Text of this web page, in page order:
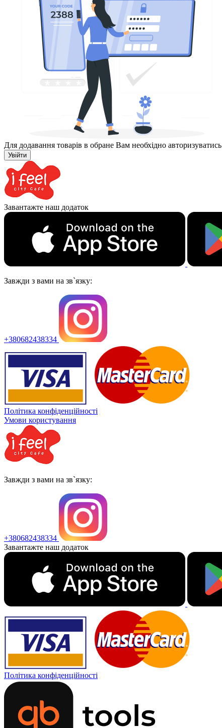
Для додавання товарів в обране Вам необхідно авторизуватись
Увійти
Завантажте наш додаток
Завжди з вами на зв`язку:
+380682438334
Політика конфіденційності
Умови користування
Завжди з вами на зв`язку:
+380682438334
Завантажте наш додаток
Політика конфіденційності